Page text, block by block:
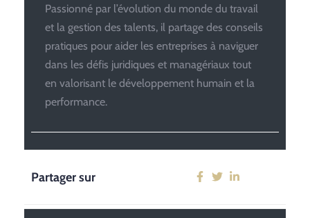
Passionné par l’évolution du monde du travail
et la gestion des talents, il partage des conseils
pratiques pour aider les entreprises à naviguer
dans les défis juridiques et managériaux tout
en valorisant le développement humain et la
performance.
Partager sur